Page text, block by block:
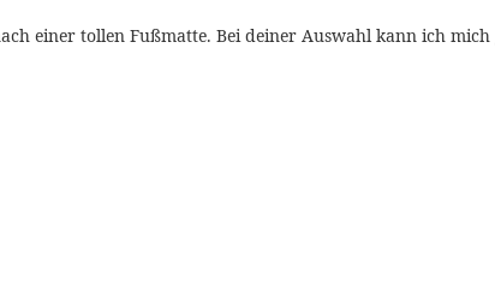
einer tollen Fußmatte. Bei deiner Auswahl kann ich